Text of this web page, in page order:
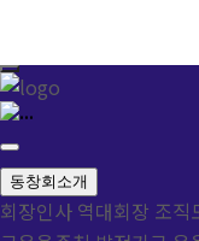
동창회소개
회장인사 역대회장 조직